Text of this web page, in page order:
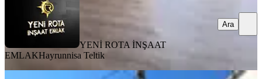
YENİ ROTA İNŞAAT
EMLAKHayrunnisa Teltik
Ara